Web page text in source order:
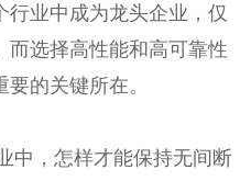
行业中成为龙头企业，仅
而选择高性能和高可靠性
的关键所在。
，怎样才能保持无间断